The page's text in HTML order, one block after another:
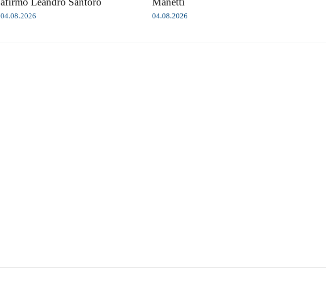
04.08.2026 04.08.2026